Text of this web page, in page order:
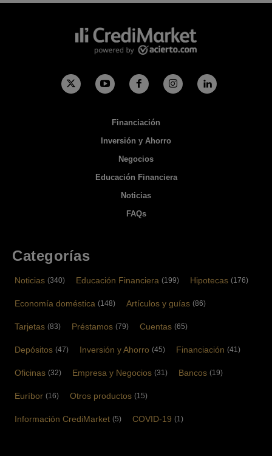
Financiación
Inversión y Ahorro
Negocios
Educación Financiera
Noticias
FAQs
Categorías
Noticias (340) Educación Financiera (199) Hipotecas (176)
Economía doméstica (148) Artículos y guías (86)
Tarjetas (83) Préstamos (79) Cuentas (65)
Depósitos (47) Inversión y Ahorro (45) Financiación (41)
Oficinas (32) Empresa y Negocios (31) Bancos (19)
Euríbor (16) Otros productos (15)
Información CrediMarket (5) COVID-19 (1)